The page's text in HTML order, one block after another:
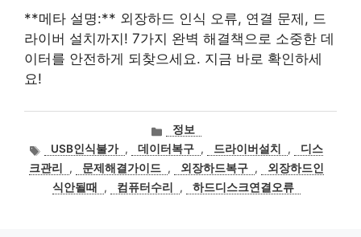
**메타 설명:** 외장하드 인식 오류, 연결 문제, 드
라이버 설치까지! 7가지 완벽 해결책으로 소중한 데
이터를 안전하게 되찾으세요. 지금 바로 확인하세
요!
카
테
고
리
정보
태
그
USB인식불가 , 데이터복구 , 드라이버설치 ,
디스
크관리
, 문제해결가이드 , 외장하드복구 ,
외장하드인
식안될때
, 컴퓨터수리 , 하드디스크연결오류